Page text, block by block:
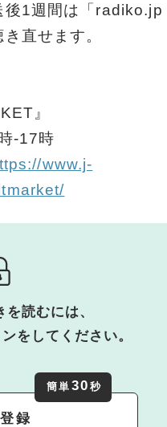
後1週間は「radiko.jp
直せます。
』
-17時
www.j-
読むには、
をしてください。
録
簡単 30 秒